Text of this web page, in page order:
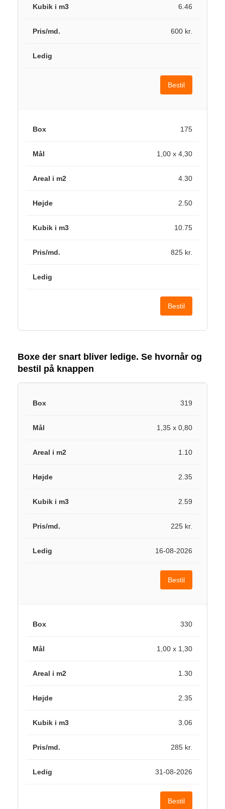
6.46
600 kr.
Bestil
175
1,00 x 4,30
4.30
2.50
10.75
825 kr.
Bestil
Boxe der snart bliver ledige. Se hvornår og
bestil på knappen
319
1,35 x 0,80
1.10
2.35
2.59
225 kr.
16-08-2026
Bestil
330
1,00 x 1,30
1.30
2.35
3.06
285 kr.
31-08-2026
Bestil